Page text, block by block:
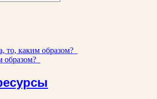
то, каким образом?
образом?